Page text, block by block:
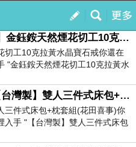
我的
訂閱
【限量快搶】金鈺銨天然煙花切工10克拉黃水晶寶石戒
切工10克拉黃水晶寶石戒你還在
"金鈺銨天然煙花切工10克拉黃水
【9甘心】【台灣製】雙人三件式床包+枕套組(花田喜事)
三件式床包+枕套組(花田喜事)你
入手 "【台灣製】雙人三件式床包